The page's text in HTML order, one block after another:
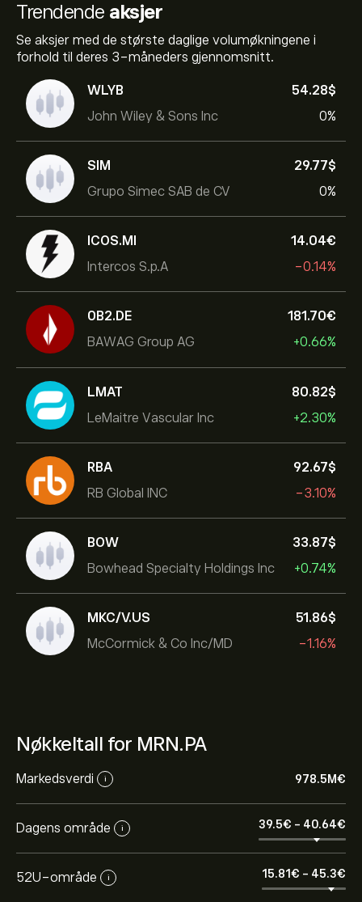
Trendende aksjer
Se aksjer med de største daglige volumøkningene i
forhold til deres 3-måneders gjennomsnitt.
WLYB
John Wiley & Sons Inc
54.28‎$‎
0%
SIM
Grupo Simec SAB de CV
29.77‎$‎
0%
ICOS.MI
Intercos S.p.A
14.04‎€‎
-0.14%
0B2.DE
BAWAG Group AG
181.70‎€‎
+0.66%
LMAT
LeMaitre Vascular Inc
80.82‎$‎
+2.30%
RBA
RB Global INC
92.67‎$‎
-3.10%
BOW
Bowhead Specialty Holdings Inc
33.87‎$‎
+0.74%
MKC/V.US
McCormick & Co Inc/MD
51.86‎$‎
-1.16%
Nøkkeltall for MRN.PA
Markedsverdi i 978.5M‎€‎
Dagens område i 39.5‎€‎ - 40.64‎€‎
52U-område i 15.81‎€‎ - 45.3‎€‎